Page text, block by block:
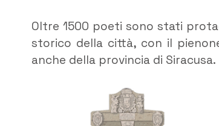
Oltre 1500 poeti sono stati
storico della città, con il
anche della provincia di Siracusa.